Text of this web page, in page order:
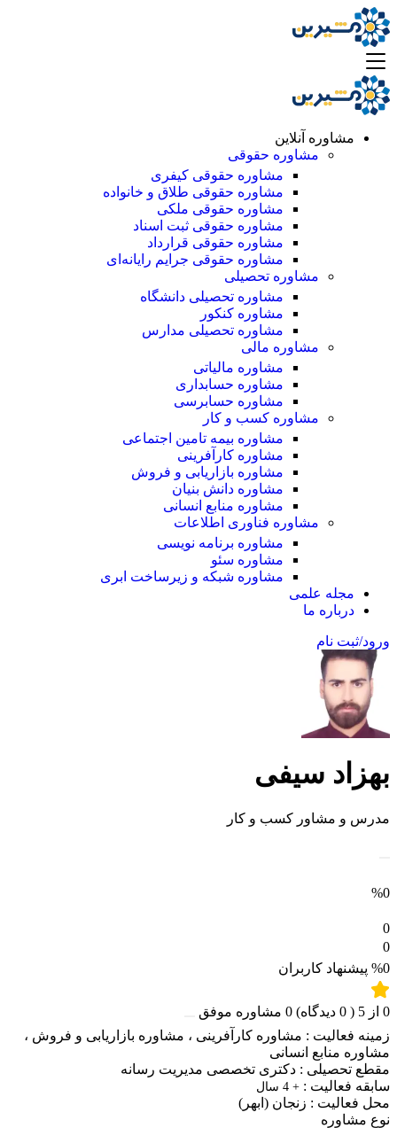
مشاوره آنلاین
مشاوره حقوقی
مشاوره حقوقی کیفری
مشاوره حقوقی طلاق و خانواده
مشاوره حقوقی ملکی
مشاوره حقوقی ثبت اسناد
مشاوره حقوقی قرارداد
مشاوره حقوقی جرایم رایانه‌ای
مشاوره تحصیلی
مشاوره تحصیلی دانشگاه
مشاوره کنکور
مشاوره تحصیلی مدارس
مشاوره مالی
مشاوره مالیاتی
مشاوره حسابداری
مشاوره حسابرسی
مشاوره کسب و کار
مشاوره بیمه تامین اجتماعی
مشاوره کارآفرینی
مشاوره بازاریابی و فروش
مشاوره دانش بنیان
مشاوره منابع انسانی
مشاوره فناوری اطلاعات
مشاوره برنامه نویسی
مشاوره سئو
مشاوره شبکه و زیرساخت ابری
مجله علمی
درباره ما
ورود/ثبت نام
بهزاد سیفی
مدرس و مشاور کسب و کار
%0
0
0
%0 پیشنهاد کاربران
0 از 5
(
0 دیدگاه) 0 مشاوره موفق
زمینه فعالیت : مشاوره کارآفرینی ، مشاوره بازاریابی و فروش ،
مشاوره منابع انسانی
مقطع تحصیلی : دکتری تخصصی مدیریت رسانه
سابقه فعالیت : + 4 سال
محل فعالیت : زنجان (ابهر)
نوع مشاوره